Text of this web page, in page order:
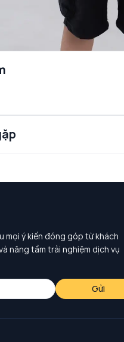
mọi ý kiến đóng góp từ khách
nâng tầm trải nghiệm dịch vụ
Gửi